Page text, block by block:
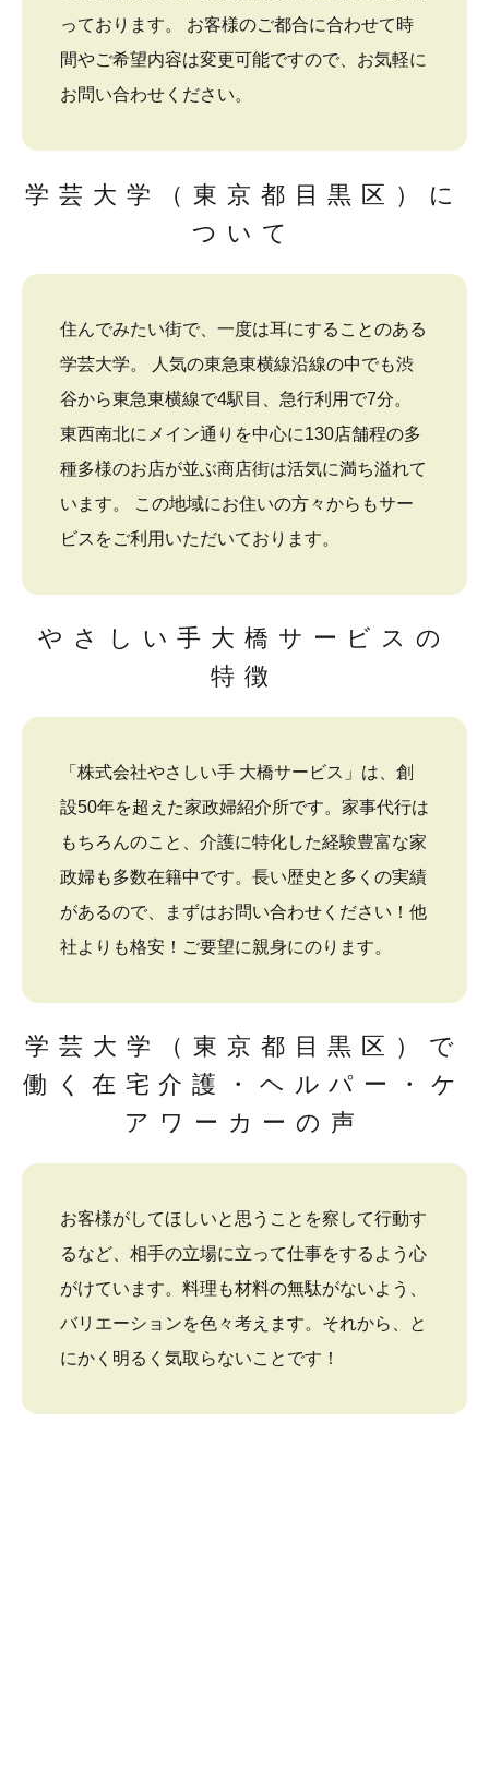
っております。 お客様のご都合に合わせて時
間やご希望内容は変更可能ですので、お気軽に
お問い合わせください。
学芸大学（東京都目黒区）に
ついて
住んでみたい街で、一度は耳にすることのある
学芸大学。 人気の東急東横線沿線の中でも渋
谷から東急東横線で4駅目、急行利用で7分。
東西南北にメイン通りを中心に130店舗程の多
種多様のお店が並ぶ商店街は活気に満ち溢れて
います。 この地域にお住いの方々からもサー
ビスをご利用いただいております。
やさしい手大橋サービスの
特徴
「株式会社やさしい手 大橋サービス」は、創
設50年を超えた家政婦紹介所です。家事代行は
もちろんのこと、介護に特化した経験豊富な家
政婦も多数在籍中です。長い歴史と多くの実績
があるので、まずはお問い合わせください！他
社よりも格安！ご要望に親身にのります。
学芸大学（東京都目黒区）で
働く在宅介護・ヘルパー・ケ
アワーカーの声
お客様がしてほしいと思うことを察して行動す
るなど、相手の立場に立って仕事をするよう心
がけています。料理も材料の無駄がないよう、
バリエーションを色々考えます。それから、と
にかく明るく気取らないことです！